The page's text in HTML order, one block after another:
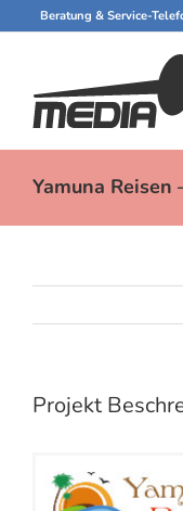
Inhalt
Beratung & Service-
Yamuna
Projekt